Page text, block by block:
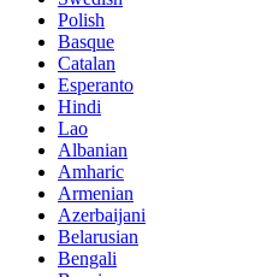
Polish
Basque
Catalan
Esperanto
Hindi
Lao
Albanian
Amharic
Armenian
Azerbaijani
Belarusian
Bengali